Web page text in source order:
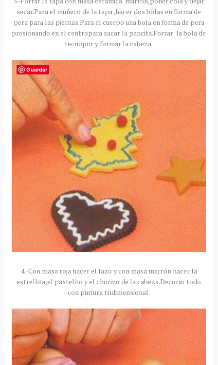
secar.Para el muñeco de la tapa ,hacer dos bolas en forma de
pera para las piernas.Para el cuerpo una bola en forma de pera
presionando en el centropara sacar la pancita.Forrar la bola de
tecnopor y formar la cabeza.
4.-Con masa roja hacer el lazo y con masa marrón hacer la
estrellita,el pastelito y el chorizo de la cabeza.Decorar todo
con pintura tridimensional.
Guardar